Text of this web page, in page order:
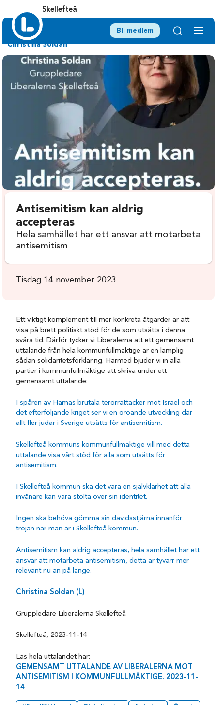
Skellefteå
Bli medlem
Christina Soldan
Antisemitism kan aldrig
accepteras
Hela samhället har ett ansvar att motarbeta
antisemitism
Tisdag 14 november 2023
Ett viktigt komplement till mer konkreta åtgärder är att
visa på brett politiskt stöd för de som utsätts i denna
svåra tid. Därför tycker vi Liberalerna att ett gemensamt
uttalande från hela kommunfullmäktige är en lämplig
sådan solidaritetsförklaring. Härmed bjuder vi in alla
partier i kommunfullmäktige att skriva under ett
gemensamt uttalande:
I spåren av Hamas brutala terorrattacker mot Israel och
det efterföljande kriget ser vi en oroande utveckling där
allt fler judar i Sverige utsätts för antisemitism.
Skellefteå kommuns kommunfullmäktige vill med detta
uttalande visa vårt stöd för alla som utsätts för
antisemitism.
I Skellefteå kommun ska det vara en självklarhet att alla
invånare kan vara stolta över sin identitet.
Ingen ska behöva gömma sin davidsstjärna innanför
tröjan när man är i Skellefteå kommun.
Antisemitism kan aldrig accepteras, hela samhället har ett
ansvar att motarbeta antisemitism, detta är tyvärr mer
relevant nu än på länge.
Christina Soldan (L)
Gruppledare Liberalerna Skellefteå
Skellefteå, 2023-11-14
Läs hela uttalandet här:
GEMENSAMT UTTALANDE AV LIBERALERNA MOT
ANTISEMITISM I KOMMUNFULLMÄKTIGE. 2023-11-
14